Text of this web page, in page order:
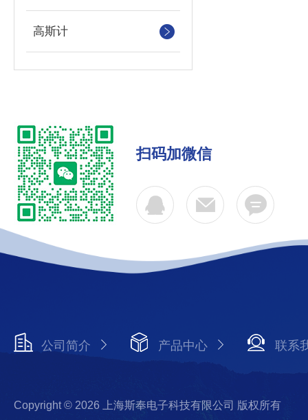
高斯计
扫码加微信
公司简介 产品中心 联系
Copyright © 2026 上海斯奉电子科技有限公司 版权所有